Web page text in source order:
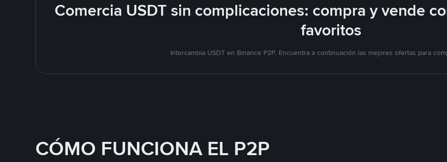
Comercia USDT sin complicaciones: compra y vende
favoritos
Intercambia USDT en Binance P2P. Encuentra a continuación las mejores ofertas para
CÓMO FUNCIONA EL P2P